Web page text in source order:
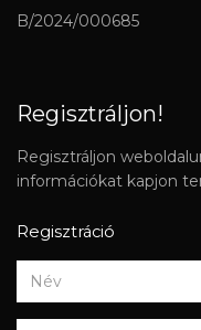
B/2024/000685
Regisztráljon!
Regisztráljon
információkat kapjon
Regisztráció